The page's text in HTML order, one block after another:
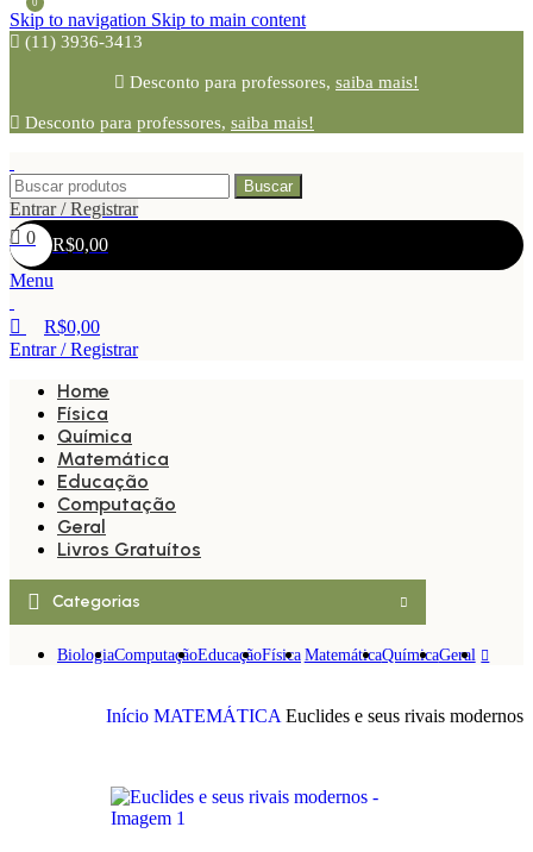
Skip to navigation Skip to main content
(11) 3936-3413
Desconto para professores, saiba mais!
Desconto para professores, saiba mais!
Buscar
Entrar / Registrar
0
R$0,00
Menu
0
R$0,00
Entrar / Registrar
Home
Física
Química
Matemática
Educação
Computação
Geral
Livros Gratuítos
Categorias
BiologiaComputaçãoEducaçãoFísica MatemáticaQuímicaGeral
Início MATEMÁTICA Euclides e seus rivais modernos